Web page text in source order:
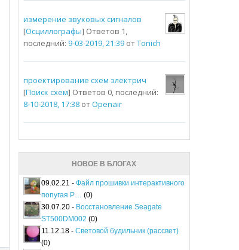
измерение звуковых сигналов
[Осциллографы] Ответов 1,
последний: 9-03-2019, 21:39отTonich
проектирование схем электрич
[Поиск схем] Ответов 0, последний:
8-10-2018, 17:38отOpenair
НОВОЕ В БЛОГАХ
09.02.21 - Файл прошивки интерактивного
попугая P… (0)
30.07.20 - Восстановление Seagate
ST500DM002 (0)
11.12.18 - Световой будильник (рассвет)
(0)